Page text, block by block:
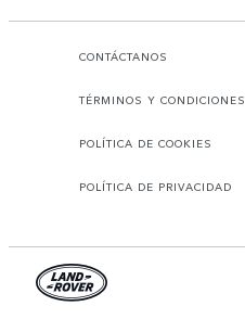
CONTÁCTANOS
TÉRMINOS Y CONDICIONES
POLÍTICA DE COOKIES
POLÍTICA DE PRIVACIDAD